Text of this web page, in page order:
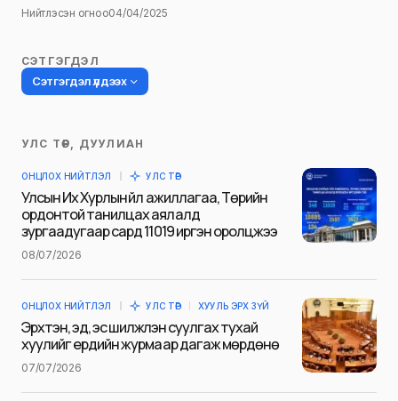
Нийтлэсэн огноо04/04/2025
СЭТГЭГДЭЛ
Сэтгэгдэл үлдээх
Таны имэйл хаягийг нийтлэхгүй.
тэмдэглэсэн
Сэтгэгдэл*
Name
УЛС ТӨР, ДУУЛИАН
ОНЦЛОХ НИЙТЛЭЛ УЛС ТӨР
Улсын Их Хурлын үйл ажиллагаа, Төрийн
ордонтой танилцах аялалд
зургаадугаар сард 11019 иргэн оролцжээ
08/07/2026
ОНЦЛОХ НИЙТЛЭЛ УЛС ТӨР ХУУЛЬ ЭРХ ЗҮЙ
Эрхтэн, эд, эс шилжүүлэн суулгах тухай
хуулийг ердийн журмаар дагаж мөрдөнө
07/07/2026